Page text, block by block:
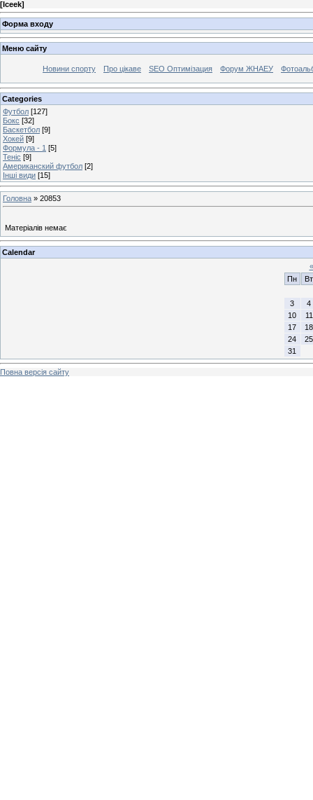
[Iceek]
Форма входу
Меню сайту
Новини спорту Про цікаве SEO Оптимізация Форум ЖНАЕУ
Categories
Футбол [127]
Бокс [32]
Баскетбол [9]
Хокей [9]
Формула - 1 [5]
Теніс [9]
Американский футбол [2]
Інші види [15]
Головна » 20853
Матеріалів немає
Calendar
«
Пн
Вт
3
4
10
11
17
18
24
25
31
Повна версія сайту